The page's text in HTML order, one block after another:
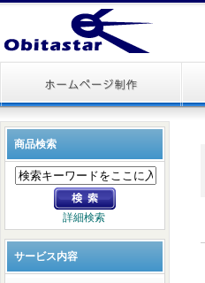
商品検索
詳細検索
サービス内容